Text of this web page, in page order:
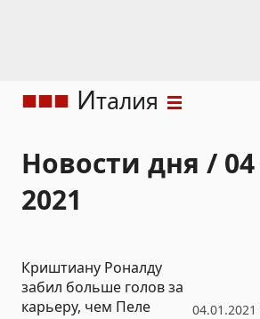
Италия
Новости дня /
2021
04.01.2021
Криштиану Роналду
забил больше голов за
карьеру, чем Пеле